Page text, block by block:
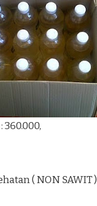
360.000,
( NON SAWIT )